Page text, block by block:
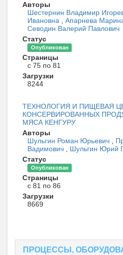
Авторы
Шестернин Владимир
Ивановна
Апарнева
Севодин Валерий Павлович
Статус
Опубликован
Страницы
с 75 по 81
Загрузки
8244
ТЕХНОЛОГИЯ И ПИЩЕВАЯ
КОНСЕРВИРОВАННЫХ
МЯСА КЕНГУРУ
Авторы
Шульгин Роман Юрьевич
Вадимович
Шульгин Юрий
Статус
Опубликован
Страницы
с 81 по 86
Загрузки
8669
ПРОЦЕССЫ,